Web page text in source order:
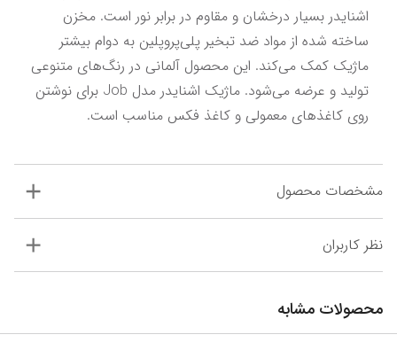
روی کاغذهای معمولی و کاغذ فکس مناسب است.
مشخصات محصول
نظر کاربران
محصولات مشابه